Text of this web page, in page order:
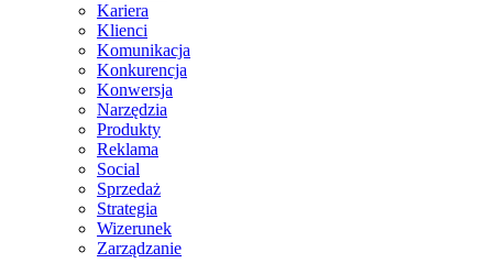
Kariera
Klienci
Komunikacja
Konkurencja
Konwersja
Narzędzia
Produkty
Reklama
Social
Sprzedaż
Strategia
Wizerunek
Zarządzanie